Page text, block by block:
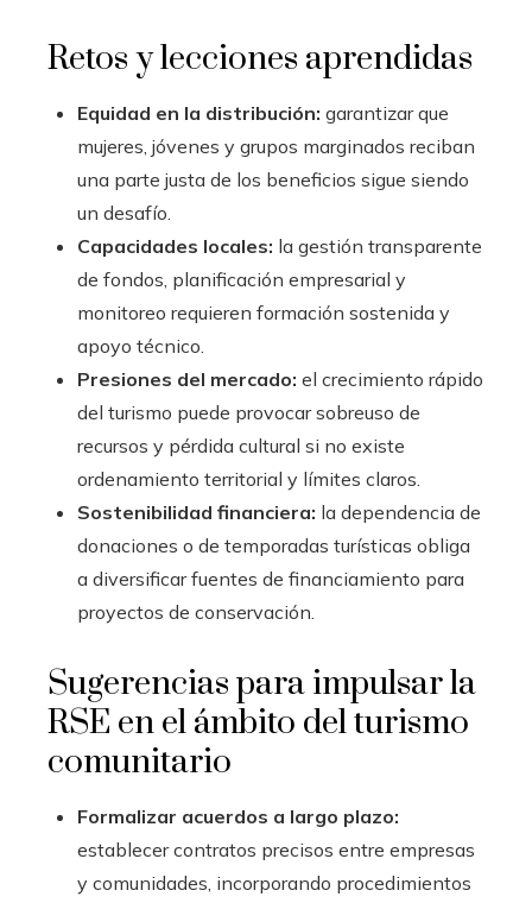
Retos y lecciones aprendidas
Equidad en la distribución: garantizar que
mujeres, jóvenes y grupos marginados reciban
una parte justa de los beneficios sigue siendo
un desafío.
Capacidades locales: la gestión transparente
de fondos, planificación empresarial y
monitoreo requieren formación sostenida y
apoyo técnico.
Presiones del mercado: el crecimiento rápido
del turismo puede provocar sobreuso de
recursos y pérdida cultural si no existe
ordenamiento territorial y límites claros.
Sostenibilidad financiera: la dependencia de
donaciones o de temporadas turísticas obliga
a diversificar fuentes de financiamiento para
proyectos de conservación.
Sugerencias para impulsar la
RSE en el ámbito del turismo
comunitario
Formalizar acuerdos a largo plazo:
establecer contratos precisos entre empresas
y comunidades, incorporando procedimientos